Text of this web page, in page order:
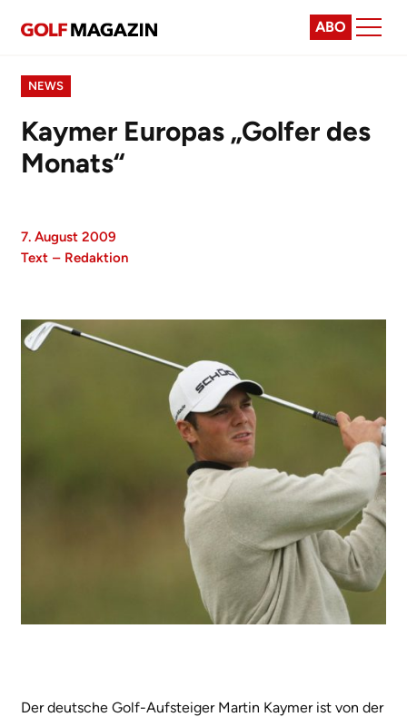
ABO
NEWS
Kaymer Europas „Golfer des
Monats“
7. August 2009
Text – Redaktion
Der deutsche Golf-Aufsteiger Martin Kaymer ist von der